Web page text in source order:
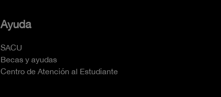
Ayuda
SACU
Becas y ayudas
Centro de Atención al Estudiante